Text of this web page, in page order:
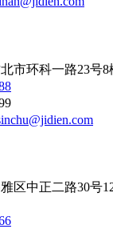
市环科一路23号8
区中正二路30号